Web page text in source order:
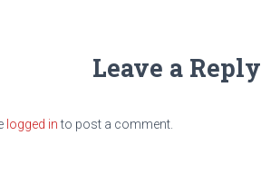
Leave a Reply
logged into post a comment.